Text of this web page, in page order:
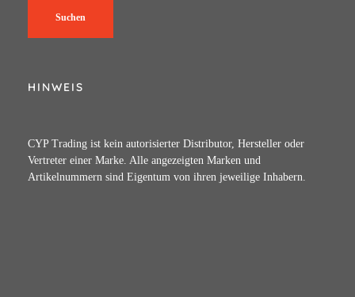
Suchen
HINWEIS
CYP Trading ist kein autorisierter Distributor, Hersteller oder
Vertreter einer Marke. Alle angezeigten Marken und
Artikelnummern sind Eigentum von ihren jeweilige Inhabern.